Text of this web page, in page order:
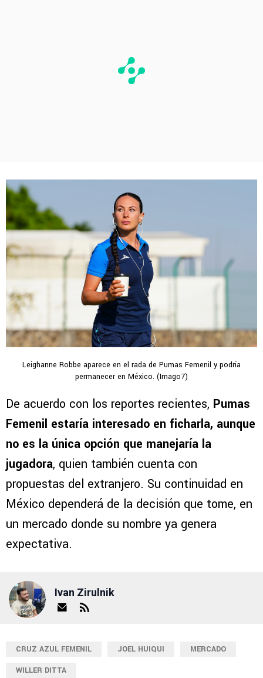
Leighanne Robbe aparece en el rada de Pumas Femenil y podría
permanecer en México. (Imago7)
De acuerdo con los reportes recientes, Pumas
Femenil estaría interesado en ficharla, aunque
no es la única opción que manejaría la
jugadora, quien también cuenta con
propuestas del extranjero. Su continuidad en
México dependerá de la decisión que tome, en
un mercado donde su nombre ya genera
expectativa.
Ivan Zirulnik
CRUZ AZUL FEMENIL JOEL HUIQUI
MERCADO
WILLER DITTA